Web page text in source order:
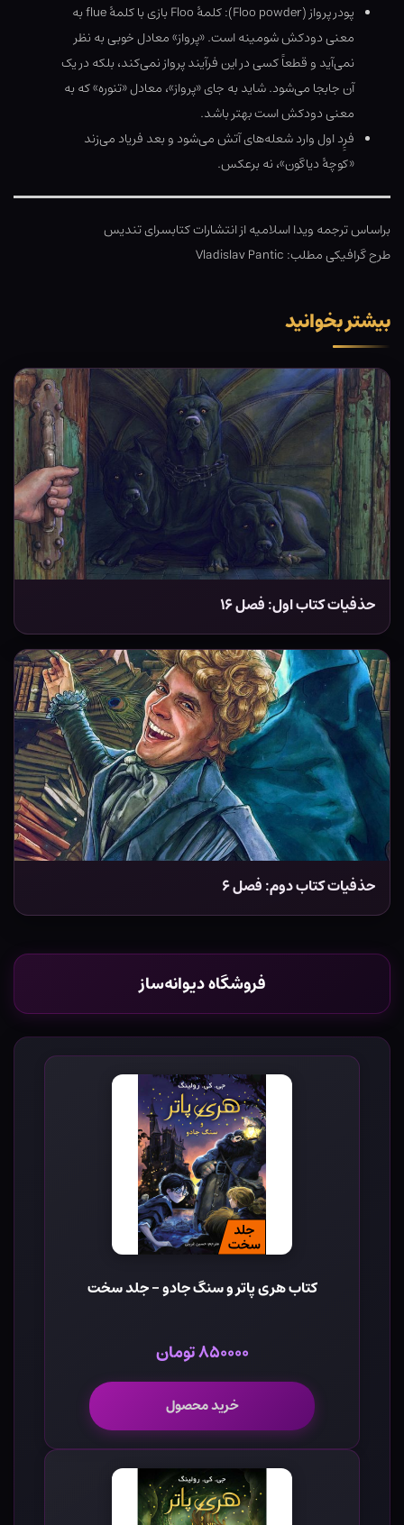
پودر پرواز (Floo powder): کلمۀ Floo بازی با کلمۀ flue به
معنی دودکش شومینه است. «پرواز» معادل خوبی به نظر
نمی‌آید و قطعاً کسی در این فرآیند پرواز نمی‌کند، بلکه در یک
آن جابجا می‌شود. شاید به جای «پرواز»، معادل «تنوره» که به
معنی دودکش است بهتر باشد.
فرِِد اول وارد شعله‌های آتش می‌شود و بعد فریاد می‌زند
«کوچۀ دیاگون»، نه برعکس.
براساس ترجمه ویدا اسلامیه از انتشارات کتابسرای تندیس
طرح گرافیکی مطلب: Vladislav Pantic
بیشتر بخوانید
حذفیات کتاب اول: فصل ۱۶
حذفیات کتاب دوم: فصل ۶
فروشگاه دیوانه‌ساز
کتاب هری پاتر و سنگ جادو - جلد سخت
۸۵۰۰۰۰ تومان
خرید محصول